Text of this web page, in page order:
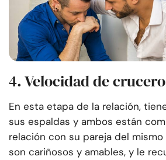
4. Velocidad de crucero
En esta etapa de la relación,
sus espaldas y ambos están
relación con su pareja del mismo
son cariñosos y amables, y le